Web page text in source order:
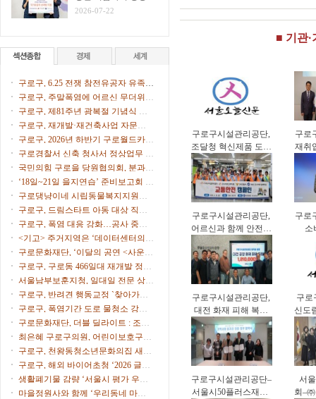
지원
2026-07-22
구로구, 6.25 전쟁 참전유공자 유족에
화랑무공훈장 전수
구로구, 주말폭염에 어르신 무더위쉼
터 47개소 문 연다
구로구, 제81주년 광복절 기념식 개
최
구로구, 재개발·재건축사업 자문단 1
차 회의 개최
구로구, 2026년 하반기 구로월드카페
톡톡(Talk Talk) 수강생 모집
구로경찰서 신축 청사서 정상업무 개
시
국민의힘 구로을 당원협의회, 분과위
원장∙협의회장 임명
‘18일~21일 을지연습’ 준비보고회 개
최
구로댕냥이네 시립동물복지지원센
터 ‘길고양이 사진 공모전’
구로구, 드림스타트 아동 대상 직업
체험 프로그램 운영
구로구, 폭염 대응 강화…공사 중단·
행사 일정 조정
<기고> 주거지역은 ‘데이터센터의
부지’가 아니다
구로문화재단, ‘이달의 공연 <사운드
트립>’ 9월 공연 개최
구로구, 구로동 466일대 재개발 정비
계획 수립 본격 착수
서울남부보훈지청, 일대일 전문 상담
가 ‘보훈매니저’ 운영
구로구, 반려견 행동교정 `찾아가는
펫마스터` 참가자 모집
구로구, 폭염기간 도로 물청소 강화,
살수차7대 투입 무더위 식힌다
구로문화재단, 더블 딜라이트 : 조윤
성 트리오 & 스탠딩 에그 개최
최은혜 구로구의원, 어린이보호구역
운영 개선 주민 간담회 개최
구로구, 천왕동청소년문화의집 새단
장…오픈파티·청소년 축제
구로구, 해외 바이어초청 ‘2026 글로
벌 비즈니스 상담회’ 참가기업 모집
생활폐기물 감량 ‘서울시 평가 우수
구’ 선정
마을정원사와 함께 ‘우리동네 마을
■ 기관
구로구시설관리공단,
조달청 혁신제품 도입
으로 공영주차장 화재
대응력 강화
구로
재취
업컨
구로구시설관리공단,
어르신과 함께 안전한
보행문화 확산
구로
소
중
구로구시설관리공단,
대전 화재 피해 복구
지원 성금 전달
구로
신도
르신
구로구시설관리공단–
서울시50플러스재단,
서
회–